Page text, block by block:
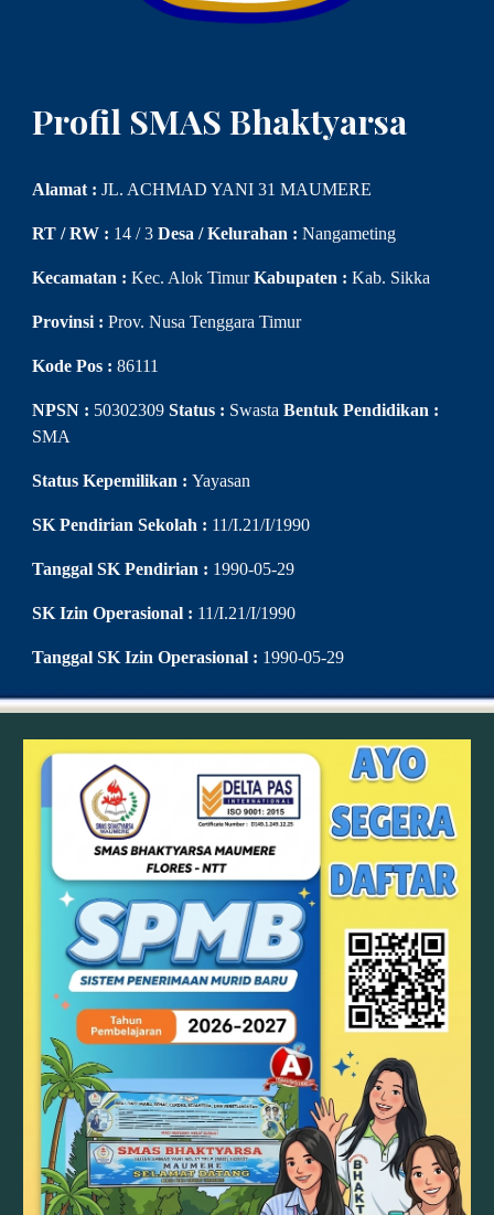
Profil SMAS Bhaktyarsa
Alamat :JL. ACHMAD YANI 31 MAUMERE
RT / RW : 14 / 3Desa / Kelurahan :Nangameting
Kecamatan :Kec. Alok TimurKabupaten :Kab. Sikka
Provinsi :Prov. Nusa Tenggara Timur
Kode Pos :86111
NPSN : 50302309Status : SwastaBentuk Pendidikan :
SMA
Status Kepemilikan :Yayasan
SK Pendirian Sekolah : 11/I.21/I/1990
Tanggal SK Pendirian : 1990-05-29
SK Izin Operasional : 11/I.21/I/1990
Tanggal SK Izin Operasional : 1990-05-29